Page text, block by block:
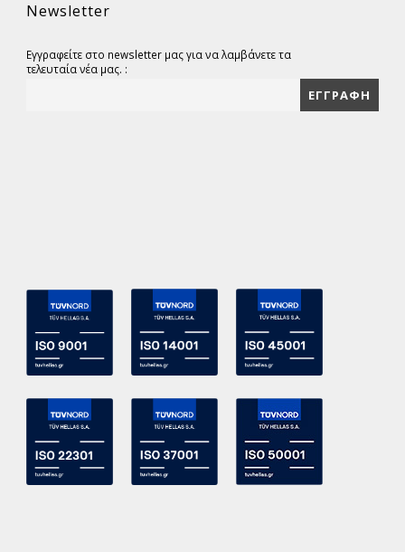
Newsletter
Εγγραφείτε στο newsletter μας για να λαμβάνετε τα
τελευταία νέα μας. :